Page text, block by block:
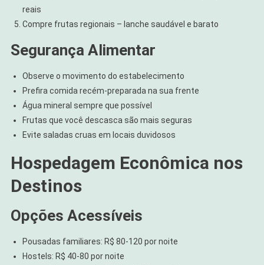
reais
Compre frutas regionais – lanche saudável e barato
Segurança Alimentar
Observe o movimento do estabelecimento
Prefira comida recém-preparada na sua frente
Água mineral sempre que possível
Frutas que você descasca são mais seguras
Evite saladas cruas em locais duvidosos
Hospedagem Econômica nos
Destinos
Opções Acessíveis
Pousadas familiares: R$ 80-120 por noite
Hostels: R$ 40-80 por noite